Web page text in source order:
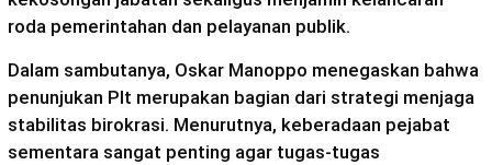
roda pemerintahan dan pelayanan publik.
Dalam sambutanya, Oskar Manoppo menegaskan bahwa
penunjukan Plt merupakan bagian dari strategi menjaga
stabilitas birokrasi. Menurutnya, keberadaan pejabat
sementara sangat penting agar tugas-tugas